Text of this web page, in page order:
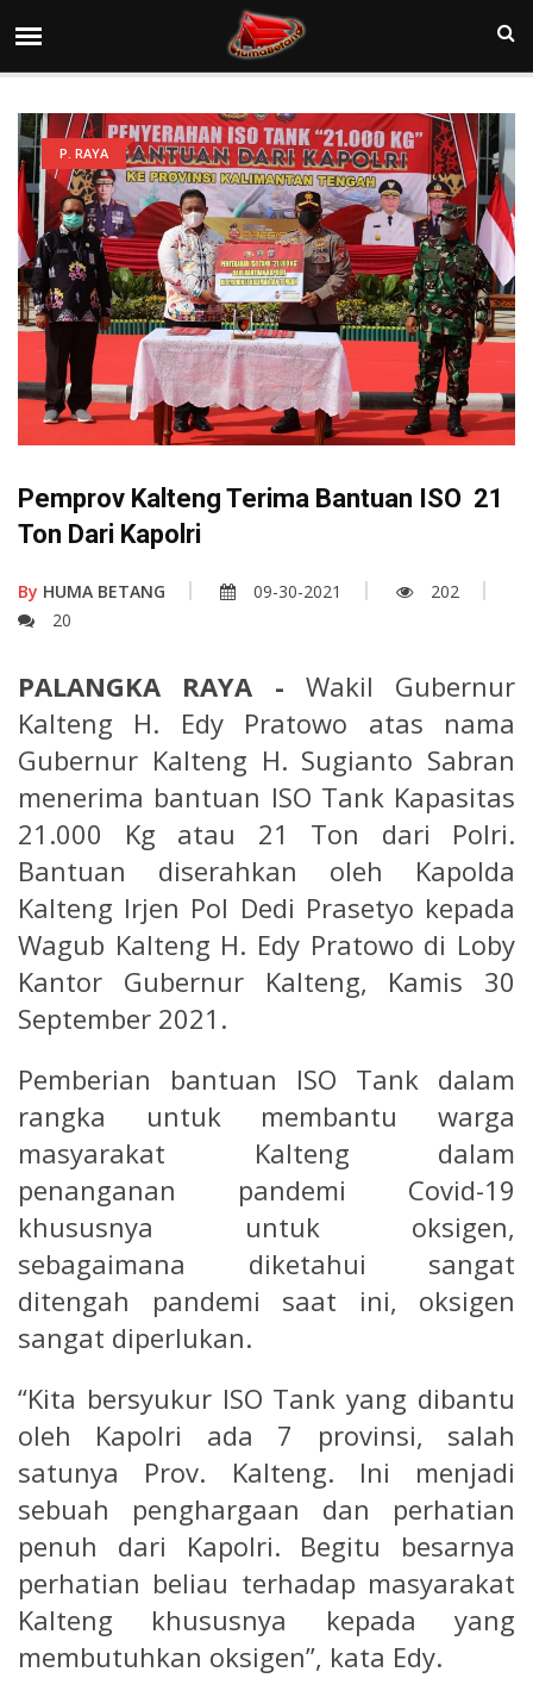
P. RAYA
Pemprov Kalteng Terima Bantuan ISO 21
Ton Dari Kapolri
By HUMA BETANG 09-30-2021
202
20
PALANGKA RAYA - Wakil Gubernur
Kalteng H. Edy Pratowo atas nama
Gubernur Kalteng H. Sugianto Sabran
menerima bantuan ISO Tank Kapasitas
21.000 Kg atau 21 Ton dari Polri.
Bantuan diserahkan oleh Kapolda
Kalteng Irjen Pol Dedi Prasetyo kepada
Wagub Kalteng H. Edy Pratowo di Loby
Kantor Gubernur Kalteng, Kamis 30
September 2021.
Pemberian bantuan ISO Tank dalam
rangka untuk membantu warga
masyarakat Kalteng dalam
penanganan pandemi Covid-19
khususnya untuk oksigen,
sebagaimana diketahui sangat
ditengah pandemi saat ini, oksigen
sangat diperlukan.
“Kita bersyukur ISO Tank yang dibantu
oleh Kapolri ada 7 provinsi, salah
satunya Prov. Kalteng. Ini menjadi
sebuah penghargaan dan perhatian
penuh dari Kapolri. Begitu besarnya
perhatian beliau terhadap masyarakat
Kalteng khususnya kepada yang
membutuhkan oksigen”, kata Edy.